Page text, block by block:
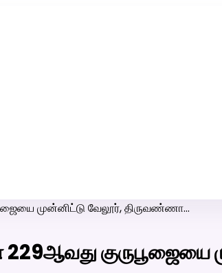
முன்னிட்டு வேலூர், திருவண்ணா…
பெண் வீட்டாருக்கு 100% இலவச